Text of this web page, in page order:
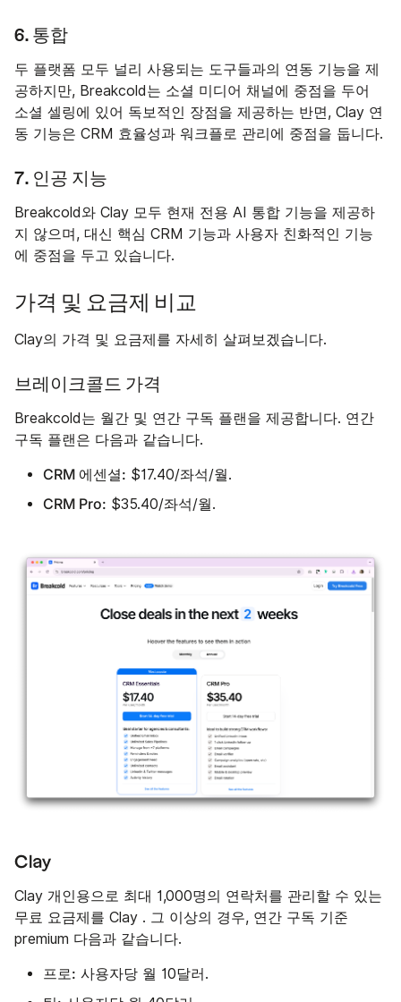
6. 통합
두 플랫폼 모두 널리 사용되는 도구들과의 연동 기능을 제
공하지만, Breakcold는 소셜 미디어 채널에 중점을 두어
소셜 셀링에 있어 독보적인 장점을 제공하는 반면, Clay 연
동 기능은 CRM 효율성과 워크플로 관리에 중점을 둡니다.
7. 인공 지능
Breakcold와 Clay 모두 현재 전용 AI 통합 기능을 제공하
지 않으며, 대신 핵심 CRM 기능과 사용자 친화적인 기능
에 중점을 두고 있습니다.
가격 및 요금제 비교
Clay의 가격 및 요금제를 자세히 살펴보겠습니다.
브레이크콜드 가격
Breakcold는 월간 및 연간 구독 플랜을 제공합니다. 연간
구독 플랜은 다음과 같습니다.
CRM 에센셜: $17.40/좌석/월.
CRM Pro: $35.40/좌석/월.
Clay
Clay 개인용으로 최대 1,000명의 연락처를 관리할 수 있는
무료 요금제를 Clay . 그 이상의 경우, 연간 구독 기준
premium 다음과 같습니다.
프로: 사용자당 월 10달러.